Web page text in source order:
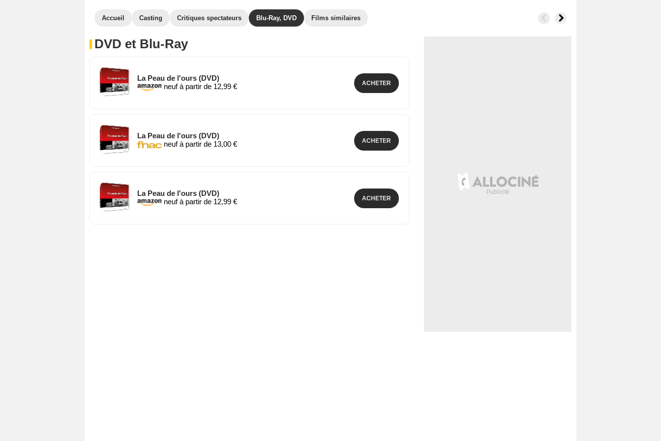
Accueil Casting Critiques spectateurs Blu-Ray, DVD Films similaires
DVD et Blu-Ray
La Peau de l'ours (DVD)
neuf à partir de 12,99 €
ACHETER
La Peau de l'ours (DVD)
neuf à partir de 13,00 €
ACHETER
La Peau de l'ours (DVD)
neuf à partir de 12,99 €
ACHETER